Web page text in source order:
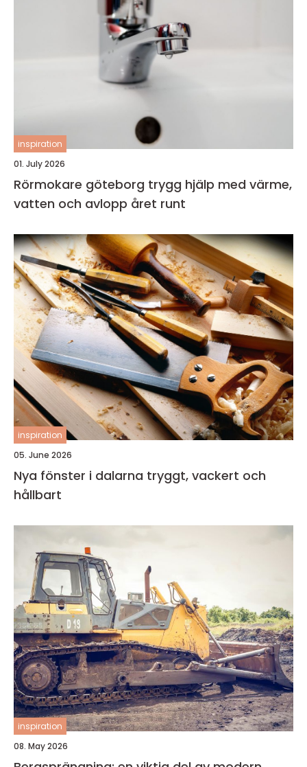
inspiration
01. July 2026
Rörmokare göteborg trygg hjälp med värme,
vatten och avlopp året runt
inspiration
05. June 2026
Nya fönster i dalarna tryggt, vackert och
hållbart
inspiration
08. May 2026